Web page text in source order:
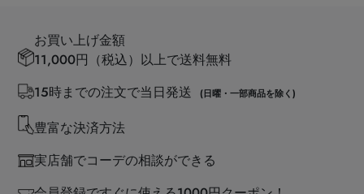
お買い上げ金額
11,000円（税込）以上で送料無料
15時までの注文で当日発送
(日曜・一部商品を除く)
豊富な決済方法
実店舗でコーデの相談ができる